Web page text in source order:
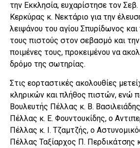
την Εκκλησία, ευχαρίστησε τον
Κερκύρας κ. Νεκτάριο για την
λειψάνου του αγίου Σπυρίδωνος
τους πιστούς στον σεβασμό και
ποιμένες τους, προκειμένου να
δρόμο της σωτηρίας.
Στις εορταστικές ακολουθίες
κληρικών και πλήθος πιστών, ενώ
Βουλευτής Πέλλας κ. Β.
Πέλλας κ. Ε. Φουντουκίδης, ο
Πέλλας κ. Ι. Τζαμτζής, ο
Πέλλας Ταξίαρχος Π. Περδικάτσης